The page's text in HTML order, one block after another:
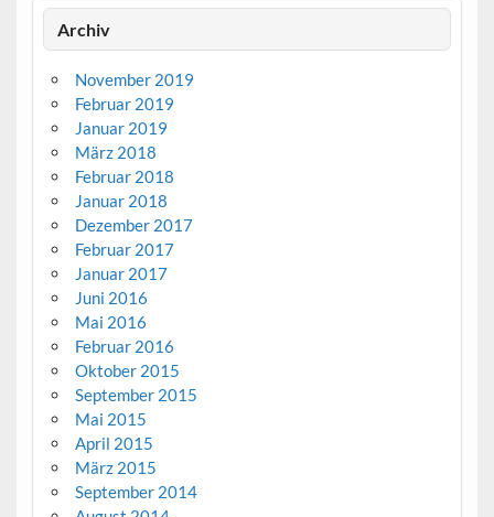
Archiv
November 2019
Februar 2019
Januar 2019
März 2018
Februar 2018
Januar 2018
Dezember 2017
Februar 2017
Januar 2017
Juni 2016
Mai 2016
Februar 2016
Oktober 2015
September 2015
Mai 2015
April 2015
März 2015
September 2014